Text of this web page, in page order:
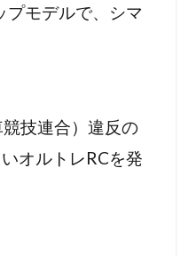
プモデルで、シマ
技連合）違反の
オルトレRCを発